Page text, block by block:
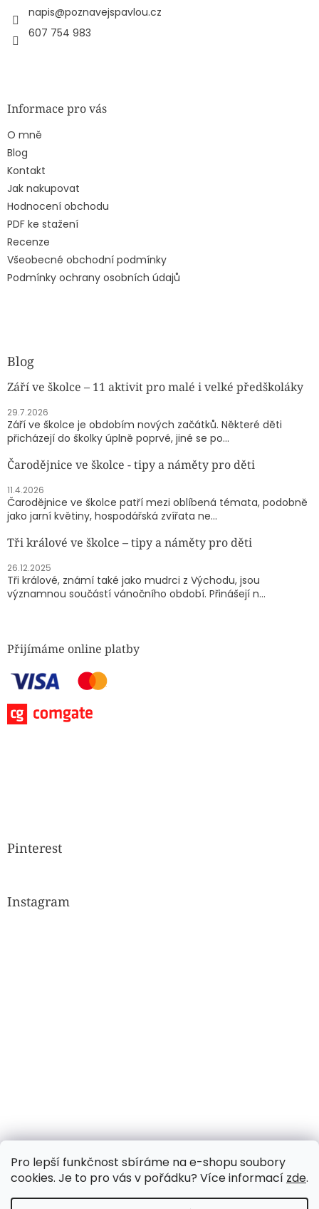
Pro lepší funkčnost sbíráme na e-shopu soubory
cookies. Je to pro vás v pořádku? Více informací zde.
napis@poznavejspavlou.cz
607 754 983
Informace pro vás
O mně
Blog
Kontakt
Jak nakupovat
Hodnocení obchodu
PDF ke stažení
Recenze
Všeobecné obchodní podmínky
Podmínky ochrany osobních údajů
Blog
Září ve školce – 11 aktivit pro malé i velké předškoláky
29.7.2026
Září ve školce je obdobím nových začátků. Některé děti
přicházejí do školky úplně poprvé, jiné se po...
Čarodějnice ve školce - tipy a náměty pro děti
11.4.2026
Čarodějnice ve školce patří mezi oblíbená témata, podobně
jako jarní květiny, hospodářská zvířata ne...
Tři králové ve školce – tipy a náměty pro děti
26.12.2025
Tři králové, známí také jako mudrci z Východu, jsou
významnou součástí vánočního období. Přinášejí n...
Přijímáme online platby
Pinterest
Instagram
Sledovat na Instagramu
Vytvořil Shoptet